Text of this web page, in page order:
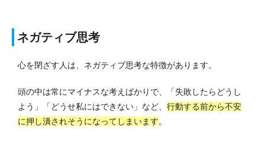
ネガティブ思考
心を閉ざす人は、ネガティブ思考な特徴があります。
頭の中は常にマイナスな考えばかりで、「失敗したらどうし
よう」「どうせ私にはできない」など、 行動する前から不安
に押し潰されそうになってしまいます。